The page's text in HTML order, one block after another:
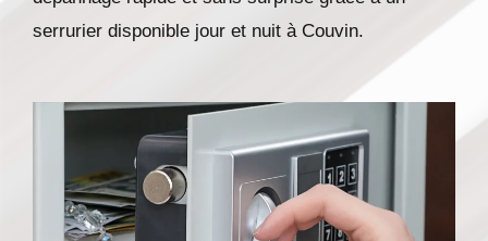
serrurier disponible jour et nuit à Couvin.